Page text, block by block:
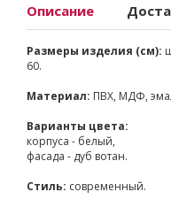
Описание
Размеры изделия (см):
60.
Материал: ПВХ, МДФ,
Варианты цвета:
корпуса - белый,
фасада - дуб вотан.
Стиль: современный.